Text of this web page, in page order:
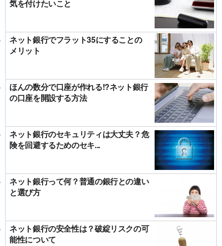
気を付けたいこと
ネット銀行でフラット35にすることの
メリット
ほんの数分で口座が作れる!?ネット銀行
の口座を開設する方法
ネット銀行のセキュリティは大丈夫？危
険を回避するためのセキ...
ネット銀行って何？普通の銀行との違い
と選び方
ネット銀行の安全性は？破綻リスクの可
能性について